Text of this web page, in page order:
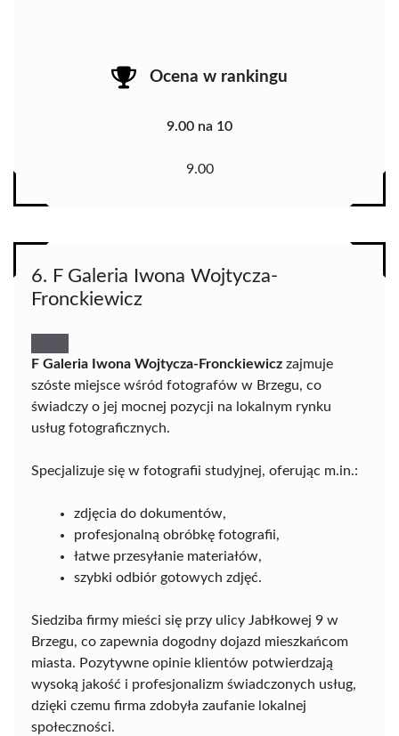
Ocena w rankingu
9.00 na 10
9.00
6. F Galeria Iwona Wojtycza-
Fronckiewicz
F Galeria Iwona Wojtycza-Fronckiewicz zajmuje
szóste miejsce wśród fotografów w Brzegu, co
świadczy o jej mocnej pozycji na lokalnym rynku
usług fotograficznych.
Specjalizuje się w fotografii studyjnej, oferując m.in.:
zdjęcia do dokumentów,
profesjonalną obróbkę fotografii,
łatwe przesyłanie materiałów,
szybki odbiór gotowych zdjęć.
Siedziba firmy mieści się przy ulicy Jabłkowej 9 w
Brzegu, co zapewnia dogodny dojazd mieszkańcom
miasta. Pozytywne opinie klientów potwierdzają
wysoką jakość i profesjonalizm świadczonych usług,
dzięki czemu firma zdobyła zaufanie lokalnej
społeczności.